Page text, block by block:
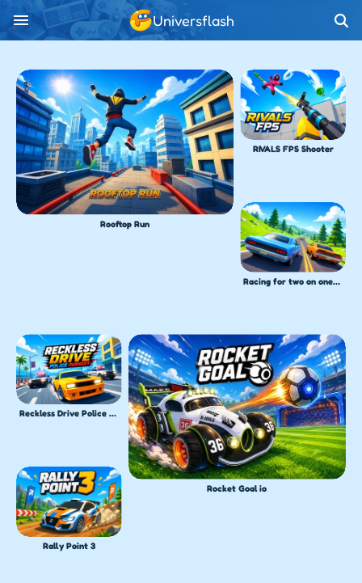
Universflash
Rooftop Run
RIVALS FPS Shooter
Racing for two on one PC
Reckless Drive Police Pursuit
Rally Point 3
Rocket Goal io